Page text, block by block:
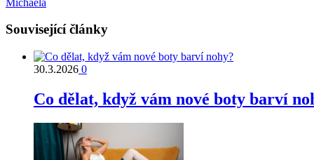
Související články
30.3.2026 0
Co dělat, když vám nové boty barví